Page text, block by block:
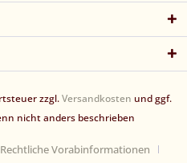
zzgl.Versandkosten und ggf.
nicht anders beschrieben
Rechtliche Vorabinformationen